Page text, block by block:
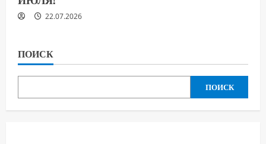
22.07.2026
ПОИСК
ПОИСК